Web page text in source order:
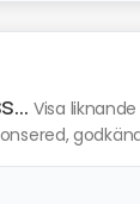
Visa liknande